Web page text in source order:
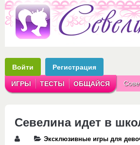
Войти Регистрация
ИГРЫ ТЕСТЫ ОБЩАЙСЯ
Севелина идет в
Эксклюзивные игры для